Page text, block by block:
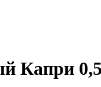
Капри